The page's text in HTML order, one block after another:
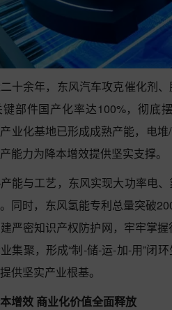
十余年，东风汽车攻克催化剂
部件国产化率达100%，彻底
业化基地已形成成熟产能，电
能力为降本增效提供坚实支撑。
能与工艺，东风实现大功率电
同时，东风氢能专利总量突破
严密知识产权防护网，牢牢掌
集聚，形成“制-储-运-加-用”闭
供坚实产业根基。
增效 商业化价值全面释放